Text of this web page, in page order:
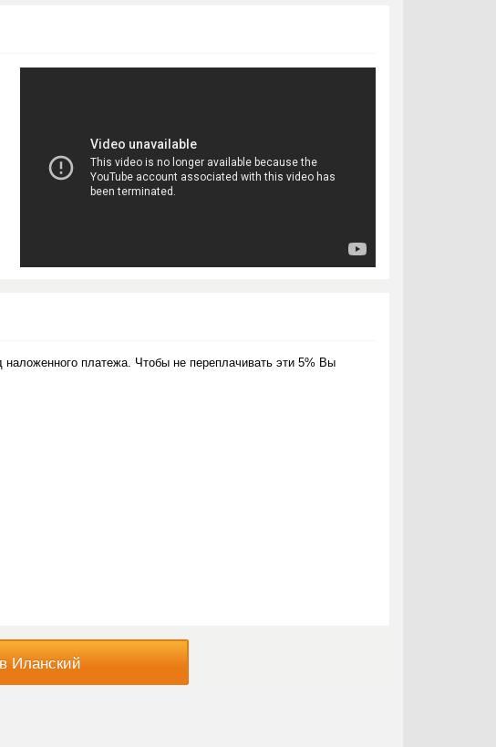
платежа. Чтобы не переплачивать эти 5% Вы
Иланский